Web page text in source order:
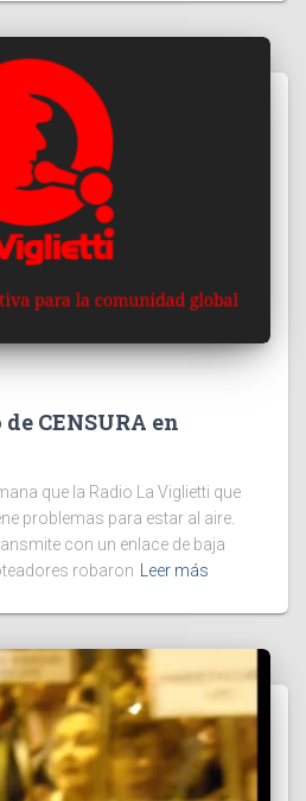
de CENSURA en
que la Radio La Viglietti que
problemas para estar al aire.
con un enlace de baja
robaron Leer más